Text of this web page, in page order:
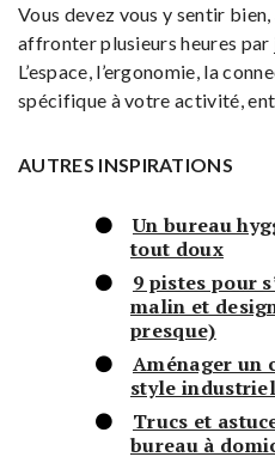
Vous devez vous y sentir
affronter plusieurs heures par
L’espace, l’ergonomie, la
spécifique à votre activité,
AUTRES INSPIRATIONS
Un bureau
tout doux
9 pistes pour
malin et
presque)
Aménager un
style industriel
Trucs et
bureau à